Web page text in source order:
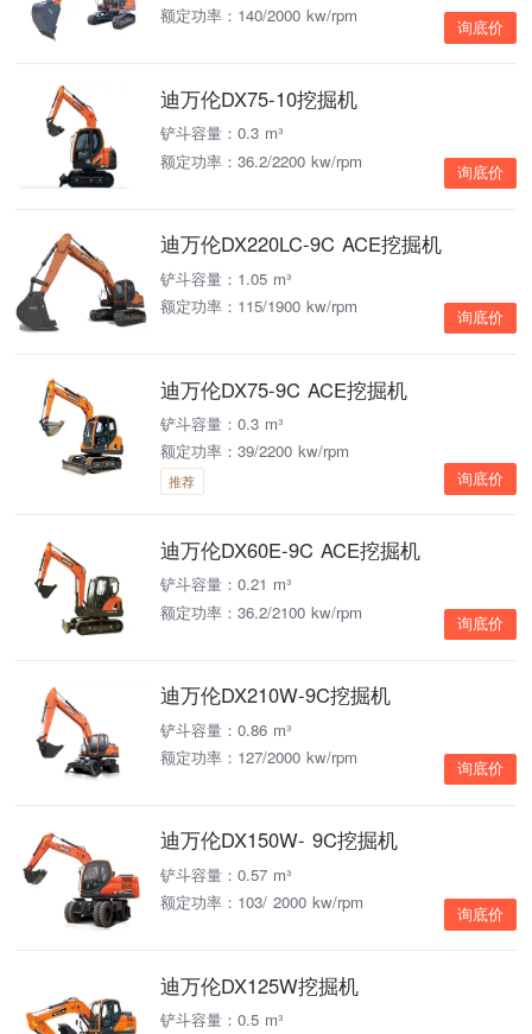
额定功率：140/2000 kw/rpm
询底价
迪万伦DX75-10挖掘机
铲斗容量：0.3 m³
额定功率：36.2/2200 kw/rpm
询底价
迪万伦DX220LC-9C ACE挖掘机
铲斗容量：1.05 m³
额定功率：115/1900 kw/rpm
询底价
迪万伦DX75-9C ACE挖掘机
铲斗容量：0.3 m³
额定功率：39/2200 kw/rpm
推荐 询底价
迪万伦DX60E-9C ACE挖掘机
铲斗容量：0.21 m³
额定功率：36.2/2100 kw/rpm
询底价
迪万伦DX210W-9C挖掘机
铲斗容量：0.86 m³
额定功率：127/2000 kw/rpm
询底价
迪万伦DX150W- 9C挖掘机
铲斗容量：0.57 m³
额定功率：103/ 2000 kw/rpm
询底价
迪万伦DX125W挖掘机
铲斗容量：0.5 m³